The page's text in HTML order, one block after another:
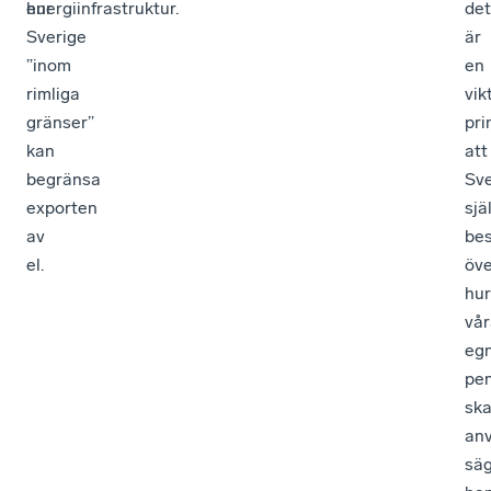
energiinfrastruktur.
hur
Sverige
”inom
rimliga
gränser”
kan
begränsa
exporten
av
el.
det
är
en
att
hur
ska